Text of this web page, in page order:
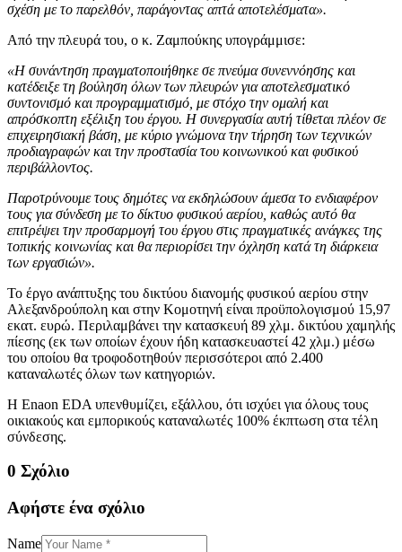
σχέση με το παρελθόν, παράγοντας απτά αποτελέσματα».
Από την πλευρά του, ο κ. Ζαμπούκης υπογράμμισε:
«Η συνάντηση πραγματοποιήθηκε σε πνεύμα συνεννόησης και
κατέδειξε τη βούληση όλων των πλευρών για αποτελεσματικό
συντονισμό και προγραμματισμό, με στόχο την ομαλή και
απρόσκοπτη εξέλιξη του έργου. Η συνεργασία αυτή τίθεται πλέον σε
επιχειρησιακή βάση, με κύριο γνώμονα την τήρηση των τεχνικών
προδιαγραφών και την προστασία του κοινωνικού και φυσικού
περιβάλλοντος.
Παροτρύνουμε τους δημότες να εκδηλώσουν άμεσα το ενδιαφέρον
τους για σύνδεση με το δίκτυο φυσικού αερίου, καθώς αυτό θα
επιτρέψει την προσαρμογή του έργου στις πραγματικές ανάγκες της
τοπικής κοινωνίας και θα περιορίσει την όχληση κατά τη διάρκεια
των εργασιών».
Το έργο ανάπτυξης του δικτύου διανομής φυσικού αερίου στην
Αλεξανδρούπολη και στην Κομοτηνή είναι προϋπολογισμού 15,97
εκατ. ευρώ. Περιλαμβάνει την κατασκευή 89 χλμ. δικτύου χαμηλής
πίεσης (εκ των οποίων έχουν ήδη κατασκευαστεί 42 χλμ.) μέσω
του οποίου θα τροφοδοτηθούν περισσότεροι από 2.400
καταναλωτές όλων των κατηγοριών.
Η Enaon EDA υπενθυμίζει, εξάλλου, ότι ισχύει για όλους τους
οικιακούς και εμπορικούς καταναλωτές 100% έκπτωση στα τέλη
σύνδεσης.
0 Σχόλιο
Αφήστε ένα σχόλιο
Name